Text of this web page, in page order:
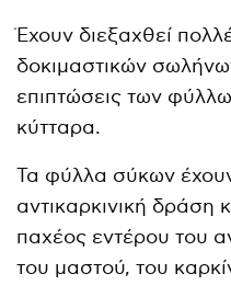
Έχουν διεξαχθεί
δοκιμαστικών
επιπτώσεις των
κύτταρα.
Τα φύλλα σύκων έχουν
αντικαρκινική δράση
παχέος εντέρου του
του μαστού, του